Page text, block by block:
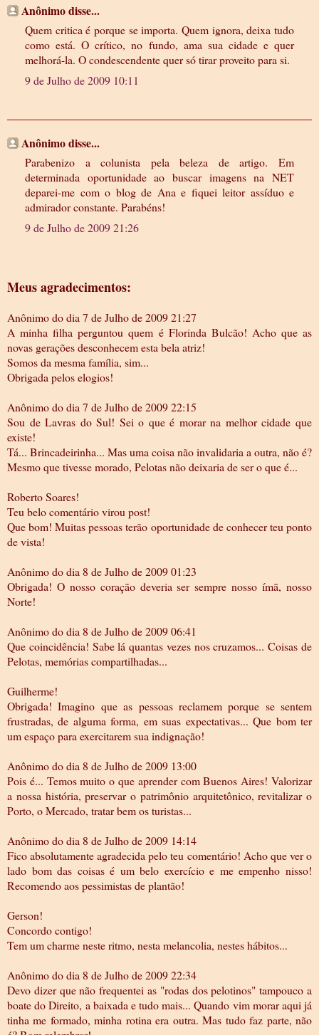
Anônimo disse...
Quem critica é porque se importa. Quem ignora, deixa tudo
como está. O crítico, no fundo, ama sua cidade e quer
melhorá-la. O condescendente quer só tirar proveito para si.
9 de Julho de 2009 10:11
Anônimo disse...
Parabenizo a colunista pela beleza de artigo. Em
determinada oportunidade ao buscar imagens na NET
deparei-me com o blog de Ana e fiquei leitor assíduo e
admirador constante. Parabéns!
9 de Julho de 2009 21:26
Meus agradecimentos:
Anônimo do dia 7 de Julho de 2009 21:27
A minha filha perguntou quem é Florinda Bulcão! Acho que as
novas gerações desconhecem esta bela atriz!
Somos da mesma família, sim...
Obrigada pelos elogios!
Anônimo do dia 7 de Julho de 2009 22:15
Sou de Lavras do Sul! Sei o que é morar na melhor cidade que
existe!
Tá... Brincadeirinha... Mas uma coisa não invalidaria a outra, não é?
Mesmo que tivesse morado, Pelotas não deixaria de ser o que é...
Roberto Soares!
Teu belo comentário virou post!
Que bom! Muitas pessoas terão oportunidade de conhecer teu ponto
de vista!
Anônimo do dia 8 de Julho de 2009 01:23
Obrigada! O nosso coração deveria ser sempre nosso ímã, nosso
Norte!
Anônimo do dia 8 de Julho de 2009 06:41
Que coincidência! Sabe lá quantas vezes nos cruzamos... Coisas de
Pelotas, memórias compartilhadas...
Guilherme!
Obrigada! Imagino que as pessoas reclamem porque se sentem
frustradas, de alguma forma, em suas expectativas... Que bom ter
um espaço para exercitarem sua indignação!
Anônimo do dia 8 de Julho de 2009 13:00
Pois é... Temos muito o que aprender com Buenos Aires! Valorizar
a nossa história, preservar o patrimônio arquitetônico, revitalizar o
Porto, o Mercado, tratar bem os turistas...
Anônimo do dia 8 de Julho de 2009 14:14
Fico absolutamente agradecida pelo teu comentário! Acho que ver o
lado bom das coisas é um belo exercício e me empenho nisso!
Recomendo aos pessimistas de plantão!
Gerson!
Concordo contigo!
Tem um charme neste ritmo, nesta melancolia, nestes hábitos...
Anônimo do dia 8 de Julho de 2009 22:34
Devo dizer que não frequentei as "rodas dos pelotinos" tampouco a
boate do Direito, a baixada e tudo mais... Quando vim morar aqui já
tinha me formado, minha rotina era outra. Mas tudo faz parte, não